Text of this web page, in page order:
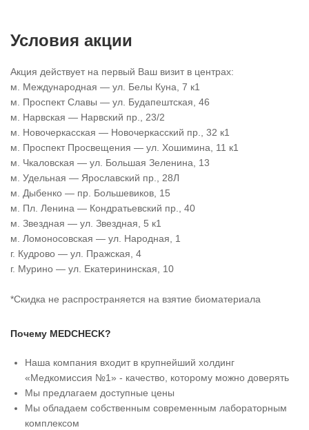
Условия акции
Акция действует на первый Ваш визит в центрах:
м. Международная — ул. Белы Куна, 7 к1
м. Проспект Славы — ул. Будапештская, 46
м. Нарвская — Нарвский пр., 23/2
м. Новочеркасская — Новочеркасский пр., 32 к1
м. Проспект Просвещения — ул. Хошимина, 11 к1
м. Чкаловская — ул. Большая Зеленина, 13
м. Удельная — Ярославский пр., 28Л
м. Дыбенко — пр. Большевиков, 15
м. Пл. Ленина — Кондратьевский пр., 40
м. Звездная — ул. Звездная, 5 к1
м. Ломоносовская — ул. Народная, 1
г. Кудрово — ул. Пражская, 4
г. Мурино — ул. Екатерининская, 10
*Скидка не распространяется на взятие биоматериала
Почему MEDCHECK?
Наша компания входит в крупнейший холдинг
«Медкомиссия №1» - качество, которому можно доверять
Мы предлагаем доступные цены
Мы обладаем собственным современным лабораторным
комплексом